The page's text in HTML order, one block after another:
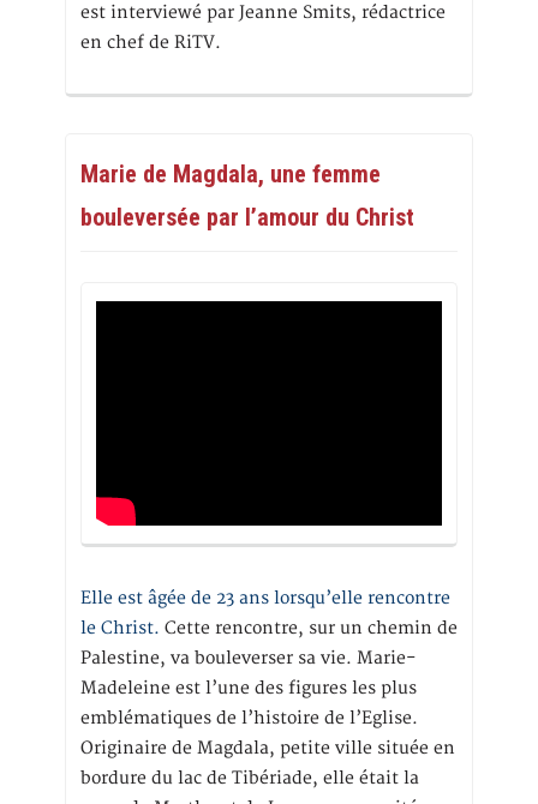
est interviewé par Jeanne Smits, rédactrice
en chef de RiTV.
Marie de Magdala, une femme
bouleversée par l’amour du Christ
Elle est âgée de 23 ans lorsqu’elle rencontre
le Christ. Cette rencontre, sur un chemin de
Palestine, va bouleverser sa vie. Marie-
Madeleine est l’une des figures les plus
emblématiques de l’histoire de l’Eglise.
Originaire de Magdala, petite ville située en
bordure du lac de Tibériade, elle était la